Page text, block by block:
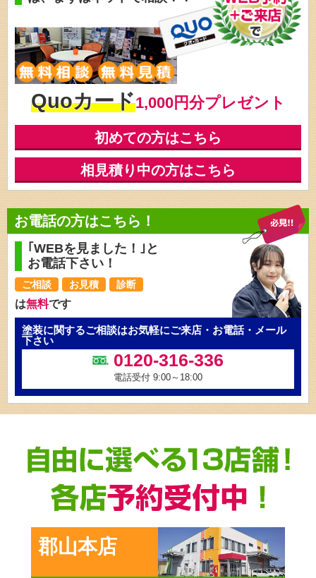
Quoカード1,000円分プレゼント
初めての方はこちら
相見積り中の方はこちら
お電話の方はこちら！
｢WEBを見ました！｣と
お電話下さい！
ご相談 お見積 診断
は無料です
塗装に関するご相談はお気軽にご来店・お電話・メール
下さい
0120-316-336
電話受付 9:00～18:00
郡山本店